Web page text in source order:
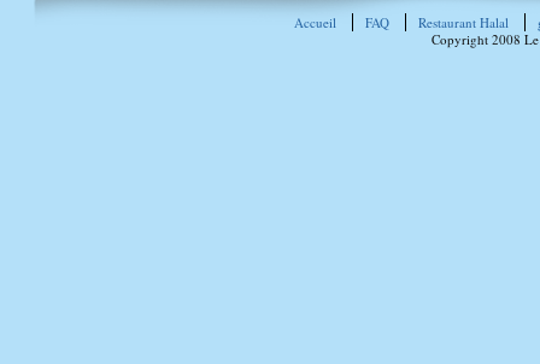
Accueil FAQ Restaurant Halal
Copyright 2008